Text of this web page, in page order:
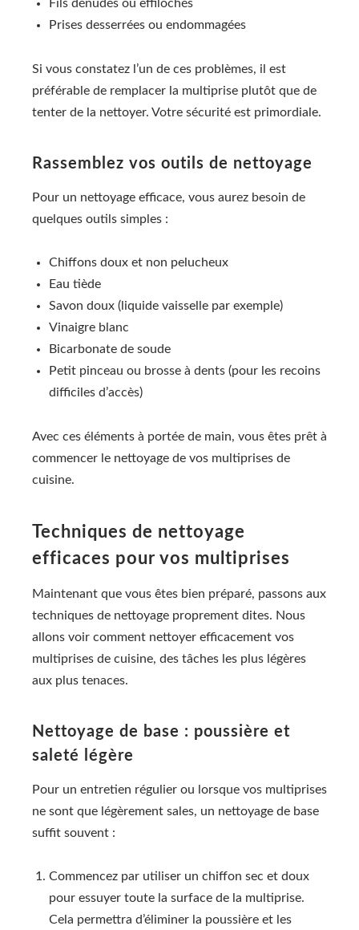
Fils dénudés ou effilochés
Prises desserrées ou endommagées
Si vous constatez l’un de ces problèmes, il est
préférable de remplacer la multiprise plutôt que de
tenter de la nettoyer. Votre sécurité est primordiale.
Rassemblez vos outils de nettoyage
Pour un nettoyage efficace, vous aurez besoin de
quelques outils simples :
Chiffons doux et non pelucheux
Eau tiède
Savon doux (liquide vaisselle par exemple)
Vinaigre blanc
Bicarbonate de soude
Petit pinceau ou brosse à dents (pour les recoins
difficiles d’accès)
Avec ces éléments à portée de main, vous êtes prêt à
commencer le nettoyage de vos multiprises de
cuisine.
Techniques de nettoyage
efficaces pour vos multiprises
Maintenant que vous êtes bien préparé, passons aux
techniques de nettoyage proprement dites. Nous
allons voir comment nettoyer efficacement vos
multiprises de cuisine, des tâches les plus légères
aux plus tenaces.
Nettoyage de base : poussière et
saleté légère
Pour un entretien régulier ou lorsque vos multiprises
ne sont que légèrement sales, un nettoyage de base
suffit souvent :
Commencez par utiliser un chiffon sec et doux
pour essuyer toute la surface de la multiprise.
Cela permettra d’éliminer la poussière et les